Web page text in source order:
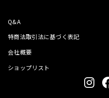
Q&A
特商法取引法に基づく表記
会社概要
ショップリスト